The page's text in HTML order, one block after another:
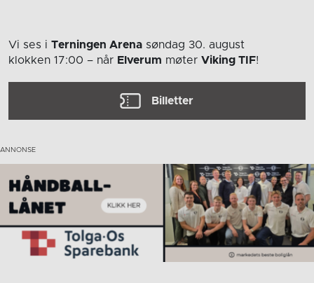
Vi ses i Terningen Arena søndag 30. august
klokken 17:00 – når Elverum møter Viking TIF!
Billetter